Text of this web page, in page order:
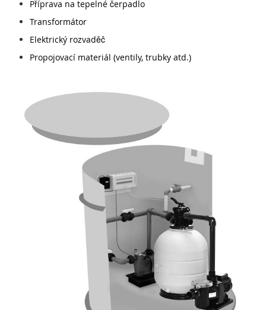
Příprava na tepelné čerpadlo
Transformátor
Elektrický rozvaděč
Propojovací materiál (ventily, trubky atd.)